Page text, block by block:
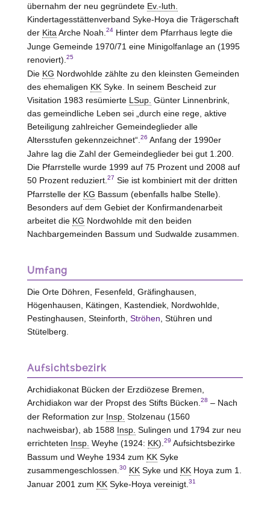
übernahm der neu gegründete Ev.-luth.
Kindertagesstättenverband Syke-Hoya die Trägerschaft
der Kita Arche Noah. 24Hinter dem Pfarrhaus legte die
Junge Gemeinde 1970/71 eine Minigolfanlage an (1995
renoviert). 25
Die KG Nordwohlde zählte zu den kleinsten Gemeinden
des ehemaligen KK Syke. In seinem Bescheid zur
Visitation 1983 resümierte LSup. Günter Linnenbrink,
das gemeindliche Leben sei „durch eine rege, aktive
Beteiligung zahlreicher Gemeindeglieder alle
Altersstufen gekennzeichnet“. 26 Anfang der 1990er
Jahre lag die Zahl der Gemeindeglieder bei gut 1.200.
Die Pfarrstelle wurde 1999 auf 75 Prozent und 2008 auf
50 Prozent reduziert. 27 Sie ist kombiniert mit der dritten
Pfarrstelle der KG Bassum (ebenfalls halbe Stelle).
Besonders auf dem Gebiet der Konfirmandenarbeit
arbeitet die KG Nordwohlde mit den beiden
Nachbargemeinden Bassum und Sudwalde zusammen.
Umfang
Die Orte Döhren, Fesenfeld, Gräfinghausen,
Högenhausen, Kätingen, Kastendiek, Nordwohlde,
Pestinghausen, Steinforth, Ströhen , Stühren und
Stütelberg.
Aufsichtsbezirk
Archidiakonat Bücken der Erzdiözese Bremen,
Archidiakon war der Propst des Stifts Bücken. 28 – Nach
der Reformation zur Insp. Stolzenau (1560
nachweisbar), ab 1588 Insp. Sulingen und 1794 zur neu
errichteten Insp. Weyhe (1924: KK). 29 Aufsichtsbezirke
Bassum und Weyhe 1934 zum KKSyke
zusammengeschlossen. 30 KKSyke und KKHoya zum 1.
Januar 2001 zum KKSyke-Hoya vereinigt. 31